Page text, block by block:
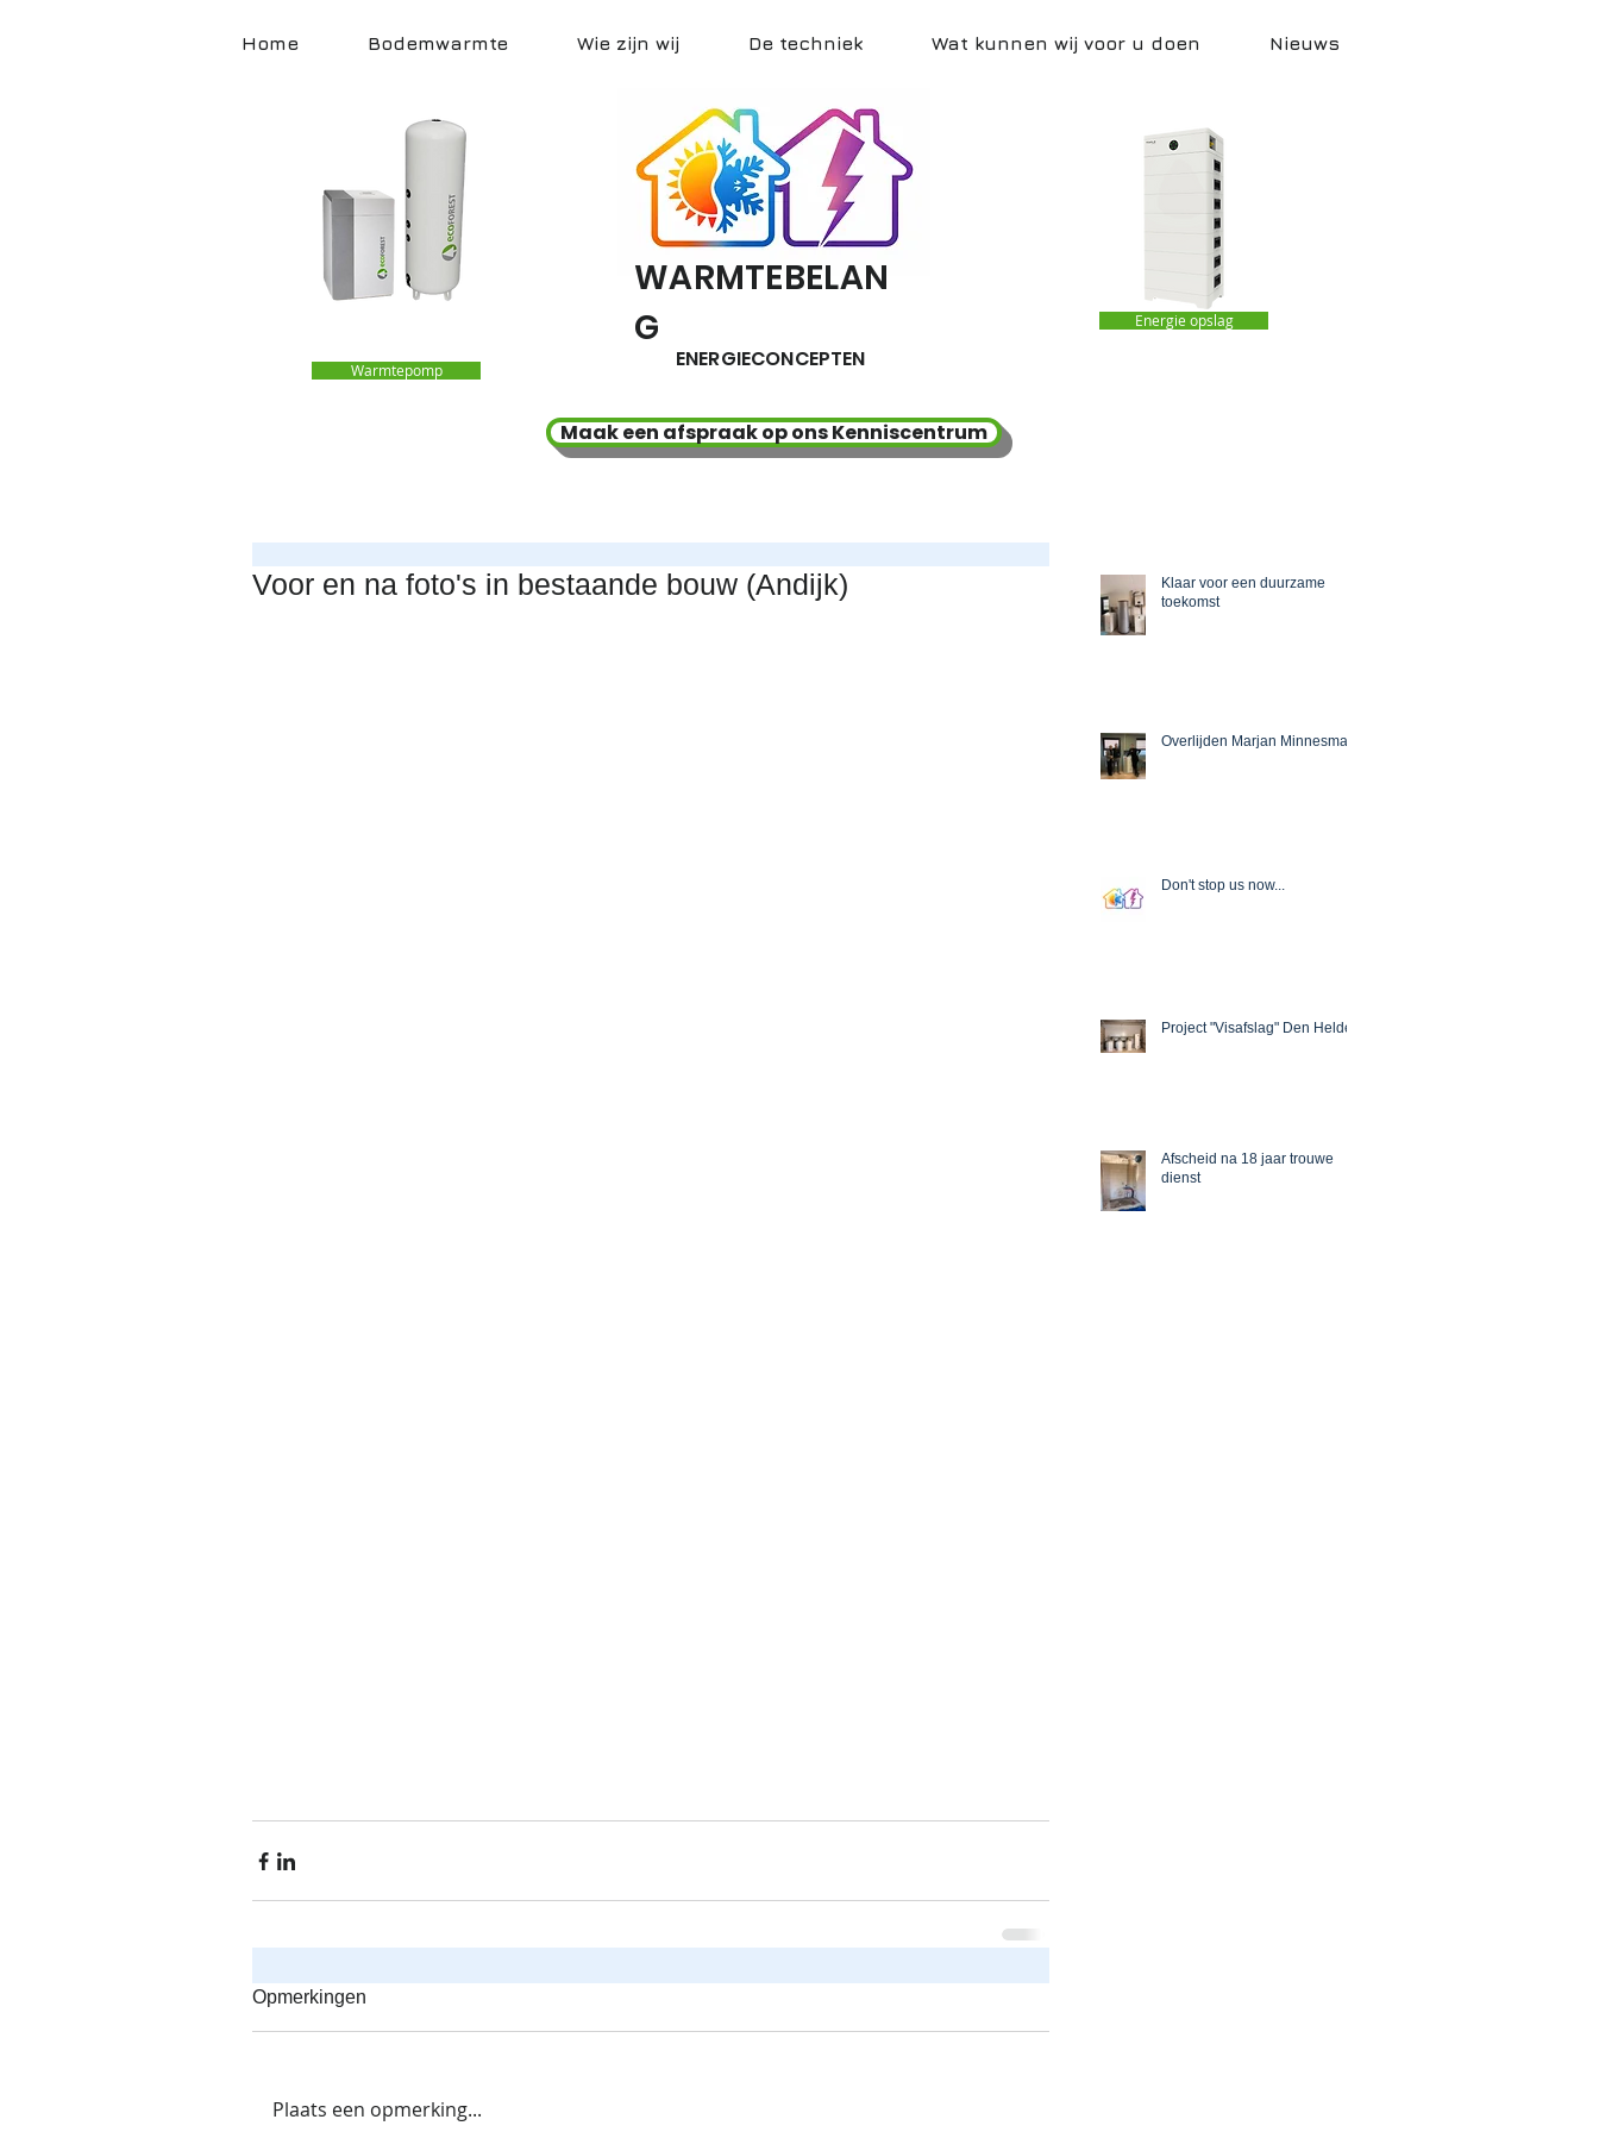
Home Bodemwarmte Wie zijn wij De techniek Wat kunnen wij voor u doen Nieuws
Warmtepomp
WARMTEBELAN
G
ENERGIECONCEPTEN
Maak een afspraak op ons Kenniscentrum
Energie opslag
Voor en na foto's in bestaande bouw (Andijk)
Opmerkingen
Plaats een opmerking...
Klaar voor een duurzame
toekomst
Overlijden Marjan Minnesma
Don't stop us now...
Project "Visafslag" Den Helder
Afscheid na 18 jaar trouwe
dienst